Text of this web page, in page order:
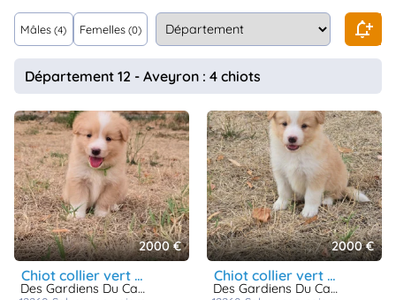
..
Assurances
Connexion
Mâles (4) Femelles (0)
Département 12 - Aveyron : 4 chiots
2000 €
chiot collier vert clair
Des Gardiens Du Camp
2000 €
chiot collier vert foncé
Des Gardiens Du Camp